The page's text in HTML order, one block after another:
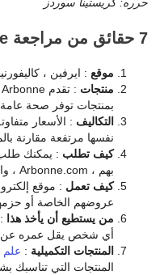
7 حقائق من مراجعة Arbonne
موقع : ايرفين ،
منتجات
بمنتجات توفر صحة
التكاليف : الأسعار
نفسها مرتفعة مقارنة
كيف تطلب : يمكنك
بهم ، Arbonne.com ، والتسجيل كمستشارين مستقلين
كيف تعمل : موقع
عروضهم الخاصة أو
من يستطيع أن يأخذ هذا
أي شخص يقل عمره عن 13 عامًا
المنتجات التكميلية : علم
المنتجات التي